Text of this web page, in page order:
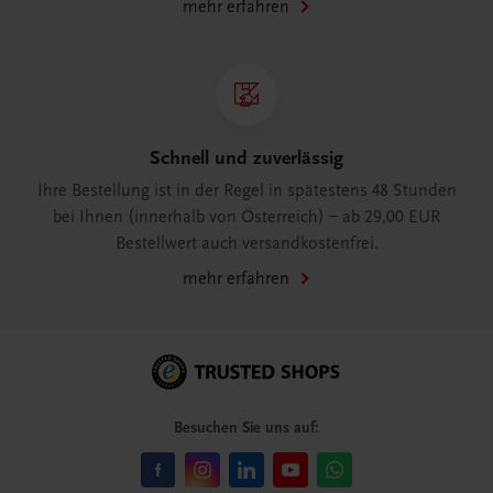
mehr erfahren
Schnell und zuverlässig
Ihre Bestellung ist in der Regel in spätestens 48 Stunden
bei Ihnen (innerhalb von Österreich) – ab 29,00 EUR
Bestellwert auch versandkostenfrei.
mehr erfahren
Besuchen Sie uns auf: